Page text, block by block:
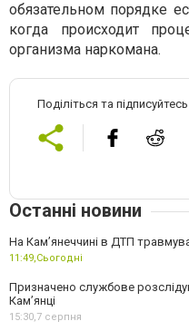
обязательном порядке
когда происходит
организма наркомана.
Поділіться та
Останні новини
На Кам’янеччині в ДТП
11:49, Сьогодні
Призначено службове
Кам’янці
15:30, 7 серпня